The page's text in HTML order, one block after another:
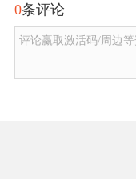
0条评论
评论赢取激活码/周边